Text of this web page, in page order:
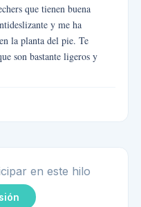
que tienen buena
y me ha
la planta del pie. Te
son bastante ligeros y
en este hilo